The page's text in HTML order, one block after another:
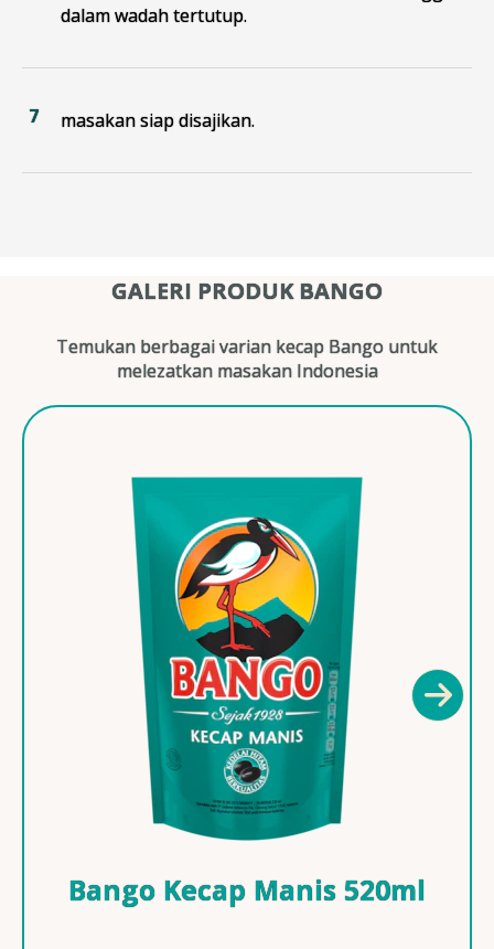
dalam wadah tertutup.
masakan siap disajikan.
GALERI PRODUK BANGO
Temukan berbagai varian kecap Bango untuk
melezatkan masakan Indonesia
Bango Kecap Manis 520ml